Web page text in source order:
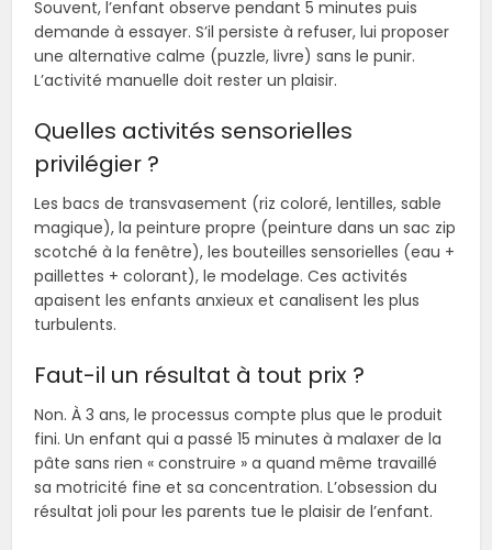
Souvent, l’enfant observe pendant 5 minutes puis
demande à essayer. S’il persiste à refuser, lui proposer
une alternative calme (puzzle, livre) sans le punir.
L’activité manuelle doit rester un plaisir.
Quelles activités sensorielles
privilégier ?
Les bacs de transvasement (riz coloré, lentilles, sable
magique), la peinture propre (peinture dans un sac zip
scotché à la fenêtre), les bouteilles sensorielles (eau +
paillettes + colorant), le modelage. Ces activités
apaisent les enfants anxieux et canalisent les plus
turbulents.
Faut-il un résultat à tout prix ?
Non. À 3 ans, le processus compte plus que le produit
fini. Un enfant qui a passé 15 minutes à malaxer de la
pâte sans rien « construire » a quand même travaillé
sa motricité fine et sa concentration. L’obsession du
résultat joli pour les parents tue le plaisir de l’enfant.